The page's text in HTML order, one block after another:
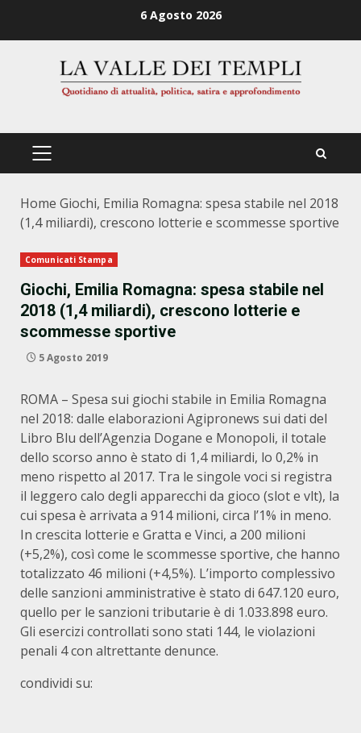
6 Agosto 2026
PRIMÄRES
Home Giochi, Emilia Romagna: spesa stabile nel 2018
(1,4 miliardi), crescono lotterie e scommesse sportive
Comunicati Stampa
Giochi, Emilia Romagna: spesa stabile nel
2018 (1,4 miliardi), crescono lotterie e
scommesse sportive
5 Agosto 2019
ROMA – Spesa sui giochi stabile in Emilia Romagna
nel 2018: dalle elaborazioni Agipronews sui dati del
Libro Blu dell’Agenzia Dogane e Monopoli, il totale
dello scorso anno è stato di 1,4 miliardi, lo 0,2% in
meno rispetto al 2017. Tra le singole voci si registra
il leggero calo degli apparecchi da gioco (slot e vlt), la
cui spesa è arrivata a 914 milioni, circa l’1% in meno.
In crescita lotterie e Gratta e Vinci, a 200 milioni
(+5,2%), così come le scommesse sportive, che hanno
totalizzato 46 milioni (+4,5%). L’importo complessivo
delle sanzioni amministrative è stato di 647.120 euro,
quello per le sanzioni tributarie è di 1.033.898 euro.
Gli esercizi controllati sono stati 144, le violazioni
penali 4 con altrettante denunce.
condividi su: